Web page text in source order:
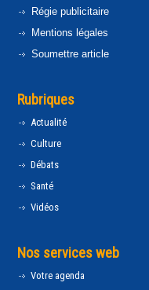
Régie publicitaire
Mentions légales
Soumettre article
Rubriques
Actualité
Culture
Débats
Santé
Vidéos
Nos services web
Votre agenda